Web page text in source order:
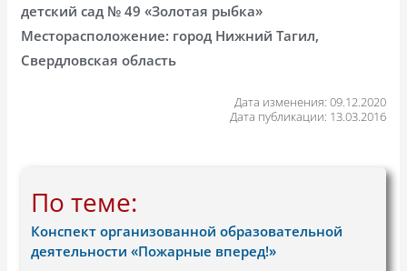
детский сад № 49 «Золотая рыбка»
Месторасположение: город Нижний Тагил,
Свердловская область
Дата изменения: 09.12.2020
Дата публикации: 13.03.2016
По теме:
Конспект организованной образовательной
деятельности «Пожарные вперед!»